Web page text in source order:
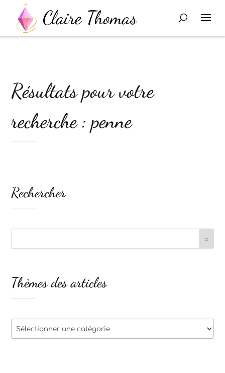
Résultats pour votre
recherche : penne
Rechercher
Thèmes des articles
Thèmes
des